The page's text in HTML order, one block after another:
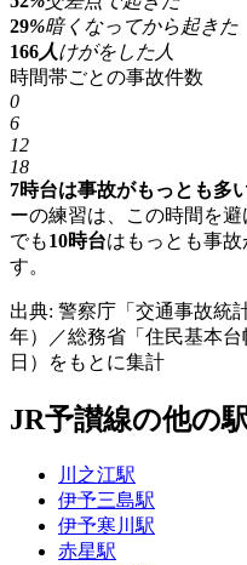
29%暗くなってから起きた
166人けがをした人
時間帯ごとの事故件数
0
6
12
18
7時台は事故がもっとも多
ーの練習は、この時間を
でも10時台はもっとも事
す。
出典: 警察庁「交通事故統
年）／総務省「住民基本
日）をもとに集計
JR予讃線の他の
川之江駅
伊予三島駅
伊予寒川駅
赤星駅